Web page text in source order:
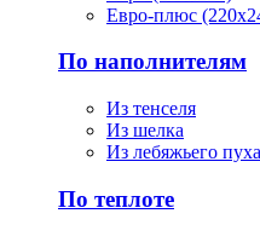
Евро-плюс
По наполнителям
Из тенселя
Из шелка
Из лебяжьего пуха
По теплоте